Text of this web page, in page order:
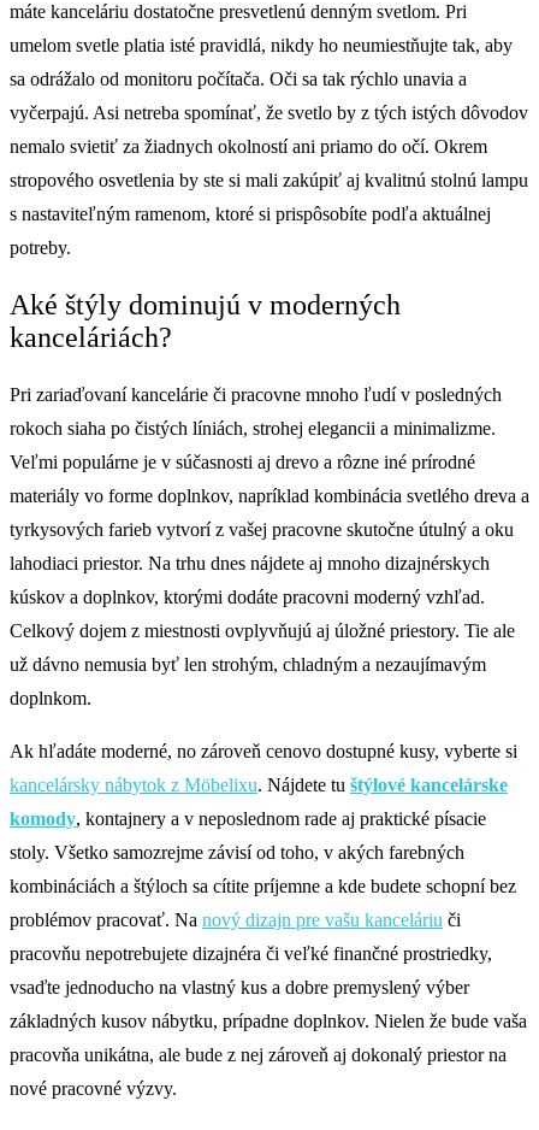
máte kanceláriu dostatočne presvetlenú denným svetlom. Pri
umelom svetle platia isté pravidlá, nikdy ho neumiestňujte tak, aby
sa odrážalo od monitoru počítača. Oči sa tak rýchlo unavia a
vyčerpajú. Asi netreba spomínať, že svetlo by z tých istých dôvodov
nemalo svietiť za žiadnych okolností ani priamo do očí. Okrem
stropového osvetlenia by ste si mali zakúpiť aj kvalitnú stolnú lampu
s nastaviteľným ramenom, ktoré si prispôsobíte podľa aktuálnej
potreby.
Aké štýly dominujú v moderných
kanceláriách?
Pri zariaďovaní kancelárie či pracovne mnoho ľudí v posledných
rokoch siaha po čistých líniách, strohej elegancii a minimalizme.
Veľmi populárne je v súčasnosti aj drevo a rôzne iné prírodné
materiály vo forme doplnkov, napríklad kombinácia svetlého dreva a
tyrkysových farieb vytvorí z vašej pracovne skutočne útulný a oku
lahodiaci priestor. Na trhu dnes nájdete aj mnoho dizajnérskych
kúskov a doplnkov, ktorými dodáte pracovni moderný vzhľad.
Celkový dojem z miestnosti ovplyvňujú aj úložné priestory. Tie ale
už dávno nemusia byť len strohým, chladným a nezaujímavým
doplnkom.
Ak hľadáte moderné, no zároveň cenovo dostupné kusy, vyberte si
kancelársky nábytok z Möbelixu. Nájdete tu štýlové kancelárske
komody, kontajnery a v neposlednom rade aj praktické písacie
stoly. Všetko samozrejme závisí od toho, v akých farebných
kombináciách a štýloch sa cítite príjemne a kde budete schopní bez
problémov pracovať. Na nový dizajn pre vašu kanceláriu či
pracovňu nepotrebujete dizajnéra či veľké finančné prostriedky,
vsaďte jednoducho na vlastný kus a dobre premyslený výber
základných kusov nábytku, prípadne doplnkov. Nielen že bude vaša
pracovňa unikátna, ale bude z nej zároveň aj dokonalý priestor na
nové pracovné výzvy.